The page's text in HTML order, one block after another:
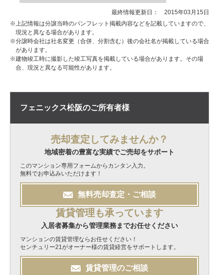
最終情報更新日： 2015年03月15日
※上記情報は分譲当時のパンフレット掲載内容などを記載していますので、
現況と異なる場合があります。
※分譲時会社は社名変更（合併、分割含む）後の会社名が掲載している場合
があります。
※建物竣工時に撮影した竣工写真を掲載している場合があります。その場
合、現況と異なる可能性があります。
フェニックス松阪のご所有者様
売却査定してみませんか？
地域密着の豊富な実績でご売却をサポート
このマンション専用フォームからカンタン入力。
無料でお申込みいただけます！
無料売却査定・ご相談
賃貸管理も承っています
入居者募集から管理業務までお任せください
マンションの賃貸管理ならお任せください！
センチュリー21がオーナー様の賃貸経営をサポートします。
賃貸管理のご相談